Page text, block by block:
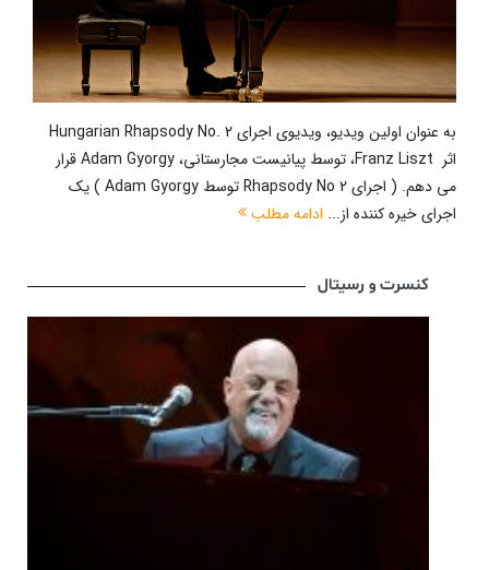
به عنوان اولین ویدیو، ویدیوی اجرای Hungarian Rhapsody No. 2
اثر Franz Liszt، توسط پیانیست مجارستانی، Adam Gyorgy قرار
می دهم. ( اجرای Rhapsody No 2 توسط Adam Gyorgy ) یک
اجرای خیره کننده از... ادامه مطلب
کنسرت و رسیتال